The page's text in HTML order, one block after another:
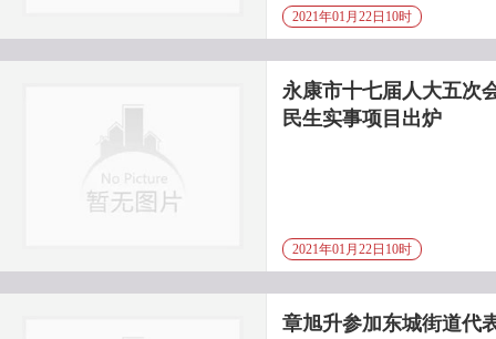
2021年01月22日10时
永康市十七届人大五次
民生实事项目出炉
2021年01月22日10时
章旭升参加东城街道代